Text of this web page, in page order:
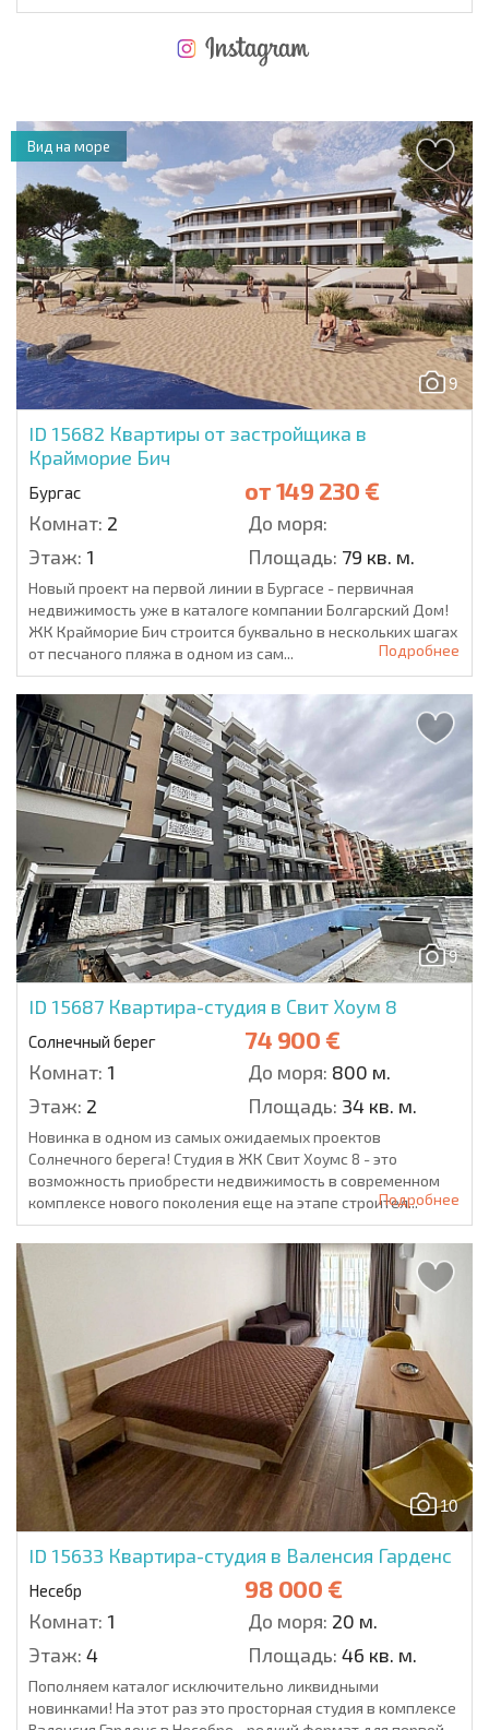
9
ID 15682 Квартиры от застройщика в
Крайморие Бич
Бургас от149 230 €
Комнат: 2
До моря:
Этаж: 1 Площадь: 79 кв. м.
Вид на море
Новый проект на первой линии в Бургасе - первичная
недвижимость уже в каталоге компании Болгарский Дом!
ЖК Крайморие Бич строится буквально в нескольких шагах
от песчаного пляжа в одном из сам...
Подробнее
9
ID 15687 Квартира-студия в Свит Хоум 8
Солнечный берег 74 900 €
Комнат: 1 До моря: 800 м.
Этаж: 2 Площадь: 34 кв. м.
Новинка в одном из самых ожидаемых проектов
Солнечного берега! Студия в ЖК Свит Хоумс 8 - это
возможность приобрести недвижимость в современном
комплексе нового поколения еще на этапе строител...Подробнее
10
ID 15633 Квартира-студия в Валенсия Гарденс
Несебр 98 000 €
Комнат: 1 До моря: 20 м.
Этаж: 4 Площадь: 46 кв. м.
Пополняем каталог исключительно ликвидными
новинками! На этот раз это просторная студия в комплексе